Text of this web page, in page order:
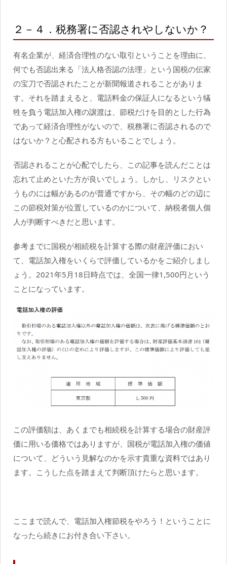
２－４．税務署に否認されやしないか？
有名企業が、経済合理性のない取引ということを理由に、
何でも否認出来る「法人格否認の法理」という国税の伝家
の宝刀で否認されたことが新聞報道されることがありま
す。それを踏まえると、電話料金の保証人になるという犠
牲を負う電話加入権の譲渡は、節税だけを目的とした行為
であって経済合理性がないので、税務署に否認されるので
はないか？と心配される方もいることでしょう。
否認されることが心配でしたら、この記事を読んだことは
忘れて止めといた方が良いでしょう。しかし、リスクとい
うものには幅があるのが普通ですから、その幅のどの辺に
この節税対策が位置しているのかについて、納税者個人個
人が判断すべきだと思います。
参考までに国税が相続税を計算する際の財産評価におい
て、電話加入権をいくらで評価しているかをご紹介しまし
ょう。2021年5月18日時点では、全国一律1,500円という
ことになっています。
この評価額は、あくまでも相続税を計算する場合の財産評
価に用いる価格ではありますが、国税が電話加入権の価値
について、どういう見解なのかを示す貴重な資料ではあり
ます。こうした点を踏まえて判断頂けたらと思います。
ここまで読んで、電話加入権節税をやろう！ということに
なったら続きにお付き合い下さい。